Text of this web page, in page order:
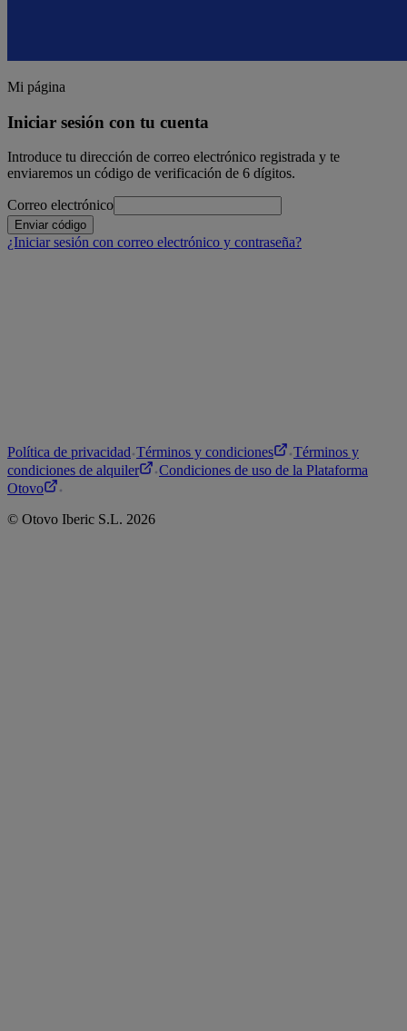
Mi página
Iniciar sesión con tu cuenta
Introduce tu dirección de correo electrónico registrada y te
enviaremos un código de verificación de 6 dígitos.
Correo electrónico
Enviar código
¿Iniciar sesión con correo electrónico y contraseña?
Política de privacidad Términos y condiciones
Términos y
condiciones de alquiler
Condiciones de uso de la Plataforma
Otovo
© Otovo Iberic S.L. 2026